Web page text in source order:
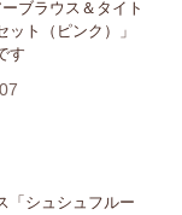
ブラウス＆タイト
ット（ピンク）」
す
「シュシュフルー